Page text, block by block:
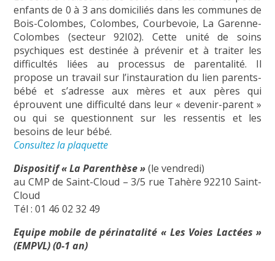
enfants de 0 à 3 ans domiciliés dans les communes de
Bois-Colombes, Colombes, Courbevoie, La Garenne-
Colombes (secteur 92I02). Cette unité de soins
psychiques est destinée à prévenir et à traiter les
difficultés liées au processus de parentalité. Il
propose un travail sur l’instauration du lien parents-
bébé et s’adresse aux mères et aux pères qui
éprouvent une difficulté dans leur « devenir-parent »
ou qui se questionnent sur les ressentis et les
besoins de leur bébé.
Consultez la plaquette
Dispositif « La Parenthèse »(le vendredi)
au CMP de Saint-Cloud – 3/5 rue Tahère 92210 Saint-
Cloud
Tél : 01 46 02 32 49
Equipe mobile de périnatalité « Les Voies Lactées »
(EMPVL) (0-1 an)